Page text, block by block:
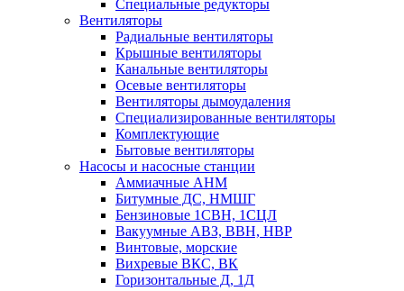
Специальные редукторы
Вентиляторы
Радиальные вентиляторы
Крышные вентиляторы
Канальные вентиляторы
Осевые вентиляторы
Вентиляторы дымоудаления
Специализированные вентиляторы
Комплектующие
Бытовые вентиляторы
Насосы и насосные станции
Аммиачные АНМ
Битумные ДС, НМШГ
Бензиновые 1СВН, 1СЦЛ
Вакуумные АВЗ, ВВН, НВР
Винтовые, морские
Вихревые ВКС, ВК
Горизонтальные Д, 1Д